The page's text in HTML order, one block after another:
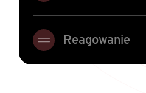
Reagowanie